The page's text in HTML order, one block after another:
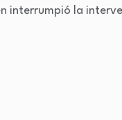
interrumpió la